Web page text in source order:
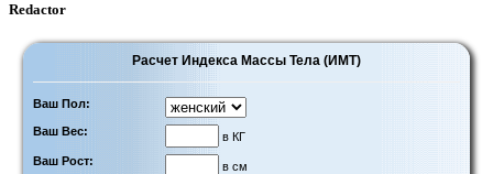
Redactor
Расчет Индекса Массы Тела (ИМТ)
Ваш Пол:
Ваш Вес:
в КГ
Ваш Рост:
в см